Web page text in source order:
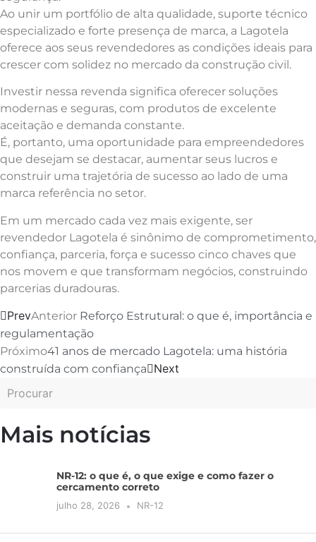
Ao unir um portfólio de alta qualidade, suporte técnico
especializado e forte presença de marca, a Lagotela
oferece aos seus revendedores as condições ideais para
crescer com solidez no mercado da construção civil.
Investir nessa revenda significa oferecer soluções
modernas e seguras, com produtos de excelente
aceitação e demanda constante.
É, portanto, uma oportunidade para empreendedores
que desejam se destacar, aumentar seus lucros e
construir uma trajetória de sucesso ao lado de uma
marca referência no setor.
Em um mercado cada vez mais exigente, ser
revendedor Lagotela é sinônimo de comprometimento,
confiança, parceria, força e sucesso cinco chaves que
nos movem e que transformam negócios, construindo
parcerias duradouras.
PrevAnterior Reforço Estrutural: o que é, importância e
regulamentação
Próximo41 anos de mercado Lagotela: uma história
construída com confiança
Next
Mais notícias
NR-12: o que é, o que exige e como fazer o
cercamento correto
julho 28, 2026 NR-12